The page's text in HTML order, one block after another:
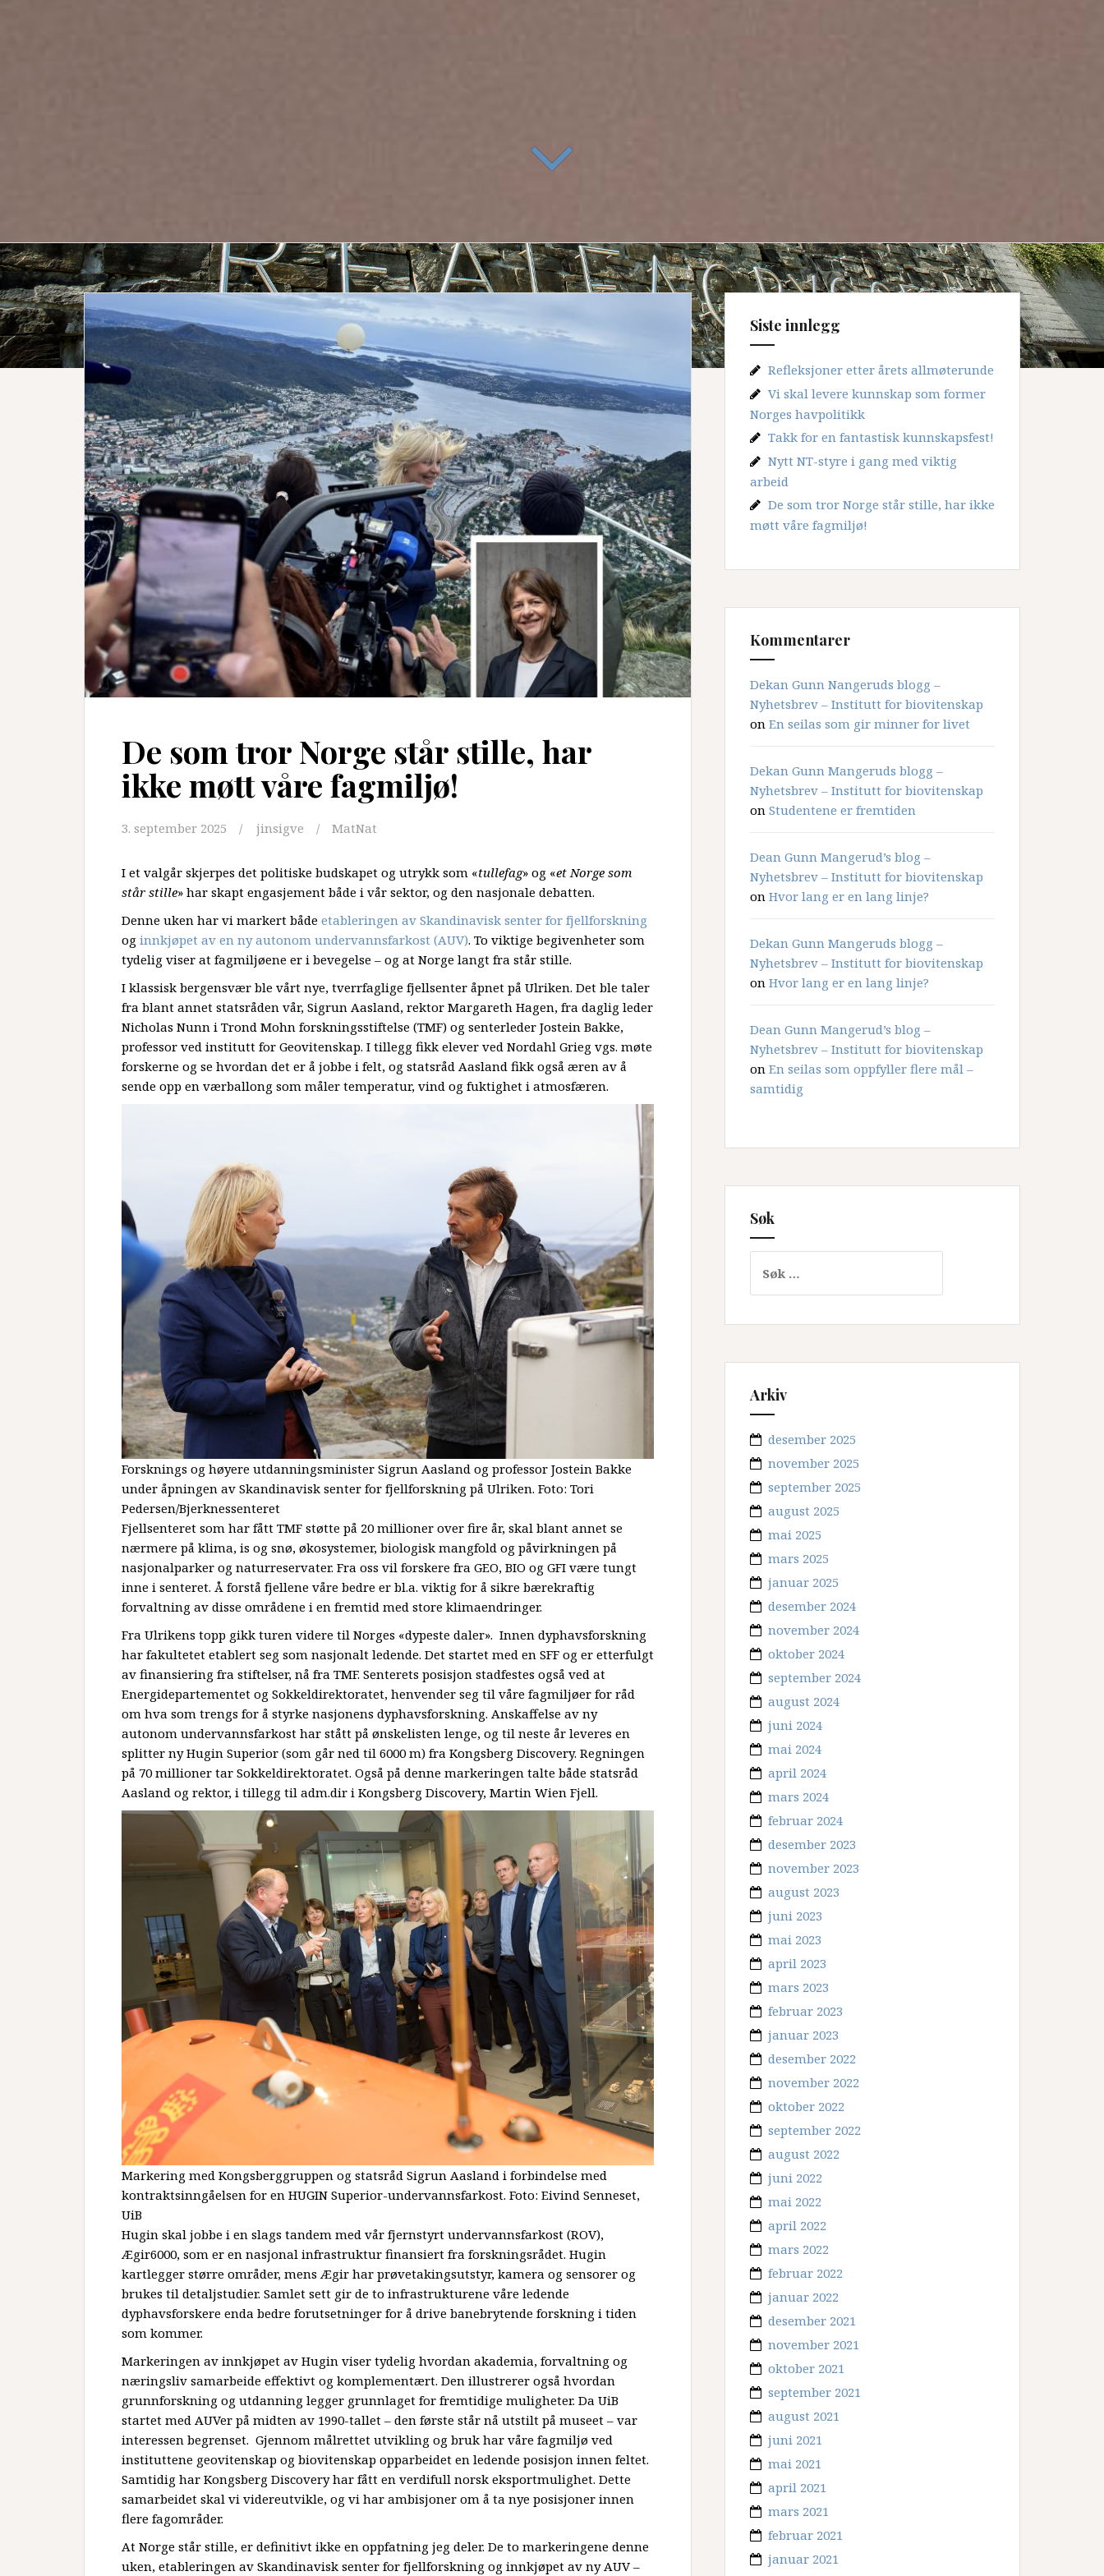
De som tror Norge står stille, har
ikke møtt våre fagmiljø!
3. september 2025 jinsigve MatNat
I et valgår skjerpes det politiske budskapet og utrykk som «tullefag» og «et Norge som
står stille» har skapt engasjement både i vår sektor, og den nasjonale debatten.
Denne uken har vi markert både etableringen av Skandinavisk senter for fjellforskning
og innkjøpet av en ny autonom undervannsfarkost (AUV). To viktige begivenheter som
tydelig viser at fagmiljøene er i bevegelse – og at Norge langt fra står stille.
I klassisk bergensvær ble vårt nye, tverrfaglige fjellsenter åpnet på Ulriken. Det ble taler
fra blant annet statsråden vår, Sigrun Aasland, rektor Margareth Hagen, fra daglig leder
Nicholas Nunn i Trond Mohn forskningsstiftelse (TMF) og senterleder Jostein Bakke,
professor ved institutt for Geovitenskap. I tillegg fikk elever ved Nordahl Grieg vgs. møte
forskerne og se hvordan det er å jobbe i felt, og statsråd Aasland fikk også æren av å
sende opp en værballong som måler temperatur, vind og fuktighet i atmosfæren.
Forsknings og høyere utdanningsminister Sigrun Aasland og professor Jostein Bakke
under åpningen av Skandinavisk senter for fjellforskning på Ulriken. Foto: Tori
Pedersen/Bjerknessenteret
Fjellsenteret som har fått TMF støtte på 20 millioner over fire år, skal blant annet se
nærmere på klima, is og snø, økosystemer, biologisk mangfold og påvirkningen på
nasjonalparker og naturreservater. Fra oss vil forskere fra GEO, BIO og GFI være tungt
inne i senteret. Å forstå fjellene våre bedre er bl.a. viktig for å sikre bærekraftig
forvaltning av disse områdene i en fremtid med store klimaendringer.
Fra Ulrikens topp gikk turen videre til Norges «dypeste daler». Innen dyphavsforskning
har fakultetet etablert seg som nasjonalt ledende. Det startet med en SFF og er etterfulgt
av finansiering fra stiftelser, nå fra TMF. Senterets posisjon stadfestes også ved at
Energidepartementet og Sokkeldirektoratet, henvender seg til våre fagmiljøer for råd
om hva som trengs for å styrke nasjonens dyphavsforskning. Anskaffelse av ny
autonom undervannsfarkost har stått på ønskelisten lenge, og til neste år leveres en
splitter ny Hugin Superior (som går ned til 6000 m) fra Kongsberg Discovery. Regningen
på 70 millioner tar Sokkeldirektoratet. Også på denne markeringen talte både statsråd
Aasland og rektor, i tillegg til adm.dir i Kongsberg Discovery, Martin Wien Fjell.
Markering med Kongsberggruppen og statsråd Sigrun Aasland i forbindelse med
kontraktsinngåelsen for en HUGIN Superior-undervannsfarkost. Foto: Eivind Senneset,
UiB
Hugin skal jobbe i en slags tandem med vår fjernstyrt undervannsfarkost (ROV),
Ægir6000, som er en nasjonal infrastruktur finansiert fra forskningsrådet. Hugin
kartlegger større områder, mens Ægir har prøvetakingsutstyr, kamera og sensorer og
brukes til detaljstudier. Samlet sett gir de to infrastrukturene våre ledende
dyphavsforskere enda bedre forutsetninger for å drive banebrytende forskning i tiden
som kommer.
Markeringen av innkjøpet av Hugin viser tydelig hvordan akademia, forvaltning og
næringsliv samarbeide effektivt og komplementært. Den illustrerer også hvordan
grunnforskning og utdanning legger grunnlaget for fremtidige muligheter. Da UiB
startet med AUVer på midten av 1990-tallet – den første står nå utstilt på museet – var
interessen begrenset. Gjennom målrettet utvikling og bruk har våre fagmiljø ved
instituttene geovitenskap og biovitenskap opparbeidet en ledende posisjon innen feltet.
Samtidig har Kongsberg Discovery har fått en verdifull norsk eksportmulighet. Dette
samarbeidet skal vi videreutvikle, og vi har ambisjoner om å ta nye posisjoner innen
flere fagområder.
At Norge står stille, er definitivt ikke en oppfatning jeg deler. De to markeringene denne
uken, etableringen av Skandinavisk senter for fjellforskning og innkjøpet av ny AUV –
Siste innlegg
Refleksjoner etter årets allmøterunde
Vi skal levere kunnskap som former
Norges havpolitikk
Takk for en fantastisk kunnskapsfest!
Nytt NT-styre i gang med viktig
arbeid
De som tror Norge står stille, har ikke
møtt våre fagmiljø!
Kommentarer
Dekan Gunn Nangeruds blogg –
Nyhetsbrev – Institutt for biovitenskap
on En seilas som gir minner for livet
Dekan Gunn Mangeruds blogg –
Nyhetsbrev – Institutt for biovitenskap
on Studentene er fremtiden
Dean Gunn Mangerud’s blog –
Nyhetsbrev – Institutt for biovitenskap
on Hvor lang er en lang linje?
Dekan Gunn Mangeruds blogg –
Nyhetsbrev – Institutt for biovitenskap
on Hvor lang er en lang linje?
Dean Gunn Mangerud’s blog –
Nyhetsbrev – Institutt for biovitenskap
on En seilas som oppfyller flere mål –
samtidig
Søk
etter:
Arkiv
desember 2025
november 2025
september 2025
august 2025
mai 2025
mars 2025
januar 2025
desember 2024
november 2024
oktober 2024
september 2024
august 2024
juni 2024
mai 2024
april 2024
mars 2024
februar 2024
desember 2023
november 2023
august 2023
juni 2023
mai 2023
april 2023
mars 2023
februar 2023
januar 2023
desember 2022
november 2022
oktober 2022
september 2022
august 2022
juni 2022
mai 2022
april 2022
mars 2022
februar 2022
januar 2022
desember 2021
november 2021
oktober 2021
september 2021
august 2021
juni 2021
mai 2021
april 2021
mars 2021
februar 2021
januar 2021